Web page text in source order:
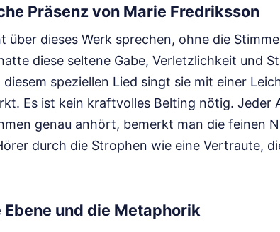
Präsenz von Marie Fredriksson
über dieses Werk sprechen, ohne die
diese seltene Gabe, Verletzlichkeit und
diesem speziellen Lied singt sie mit einer
Es ist kein kraftvolles Belting nötig. Jeder
genau anhört, bemerkt man die feinen
durch die Strophen wie eine Vertraute,
und die Metaphorik